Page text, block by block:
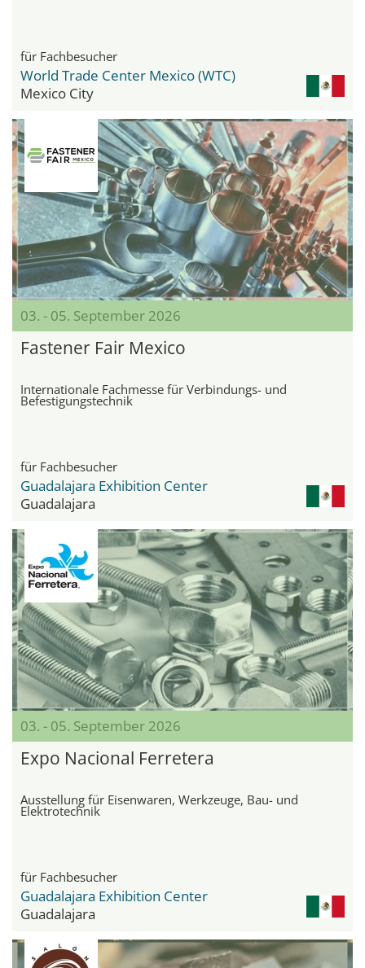
für Fachbesucher
World Trade Center Mexico (WTC)
Mexico City
03. - 05. September 2026
Fastener Fair Mexico
Internationale Fachmesse für Verbindungs- und
Befestigungstechnik
für Fachbesucher
Guadalajara Exhibition Center
Guadalajara
03. - 05. September 2026
Expo Nacional Ferretera
Ausstellung für Eisenwaren, Werkzeuge, Bau- und
Elektrotechnik
für Fachbesucher
Guadalajara Exhibition Center
Guadalajara